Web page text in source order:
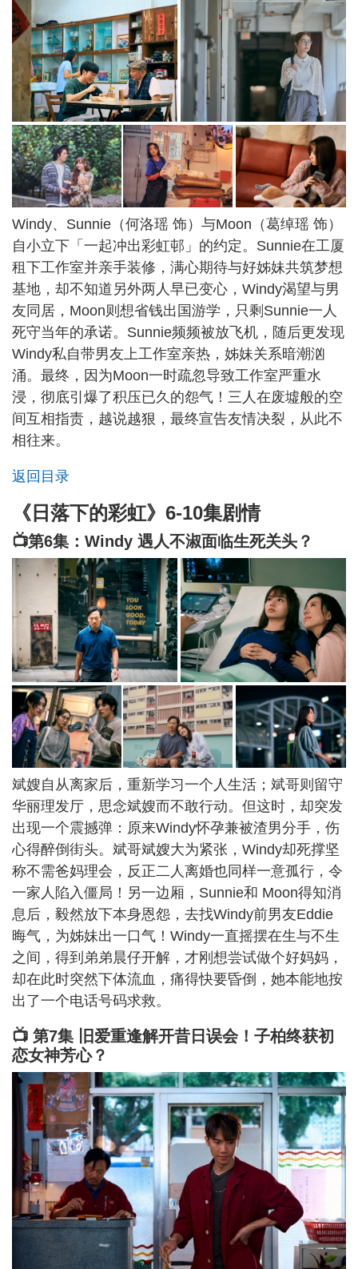
Windy、Sunnie（何洛瑶 饰）与Moon（葛绰瑶 饰）
自小立下「一起冲出彩虹邨」的约定。Sunnie在工厦
租下工作室并亲手装修，满心期待与好姊妹共筑梦想
基地，却不知道另外两人早已变心，Windy渴望与男
友同居，Moon则想省钱出国游学，只剩Sunnie一人
死守当年的承诺。Sunnie频频被放飞机，随后更发现
Windy私自带男友上工作室亲热，姊妹关系暗潮汹
涌。最终，因为Moon一时疏忽导致工作室严重水
浸，彻底引爆了积压已久的怨气！三人在废墟般的空
间互相指责，越说越狠，最终宣告友情决裂，从此不
相往来。
返回目录
《日落下的彩虹》6-10集剧情
📺第6集：Windy 遇人不淑面临生死关头？
斌嫂自从离家后，重新学习一个人生活；斌哥则留守
华丽理发厅，思念斌嫂而不敢行动。但这时，却突发
出现一个震撼弹：原来Windy怀孕兼被渣男分手，伤
心得醉倒街头。斌哥斌嫂大为紧张，Windy却死撑坚
称不需爸妈理会，反正二人离婚也同样一意孤行，令
一家人陷入僵局！另一边厢，Sunnie和 Moon得知消
息后，毅然放下本身恩怨，去找Windy前男友Eddie
晦气，为姊妹出一口气！Windy一直摇摆在生与不生
之间，得到弟弟晨仔开解，才刚想尝试做个好妈妈，
却在此时突然下体流血，痛得快要昏倒，她本能地按
出了一个电话号码求救。
📺 第7集 旧爱重逢解开昔日误会！子柏终获初
恋女神芳心？